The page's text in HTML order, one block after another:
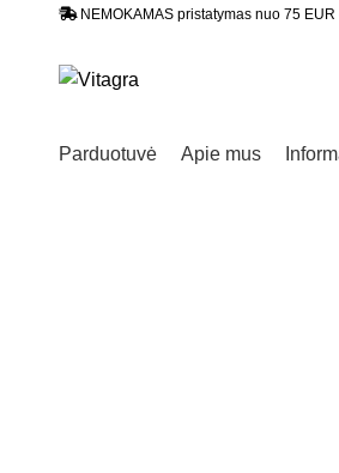
NEMOKAMAS pristatymas nuo 75
Parduotuvė Apie mus